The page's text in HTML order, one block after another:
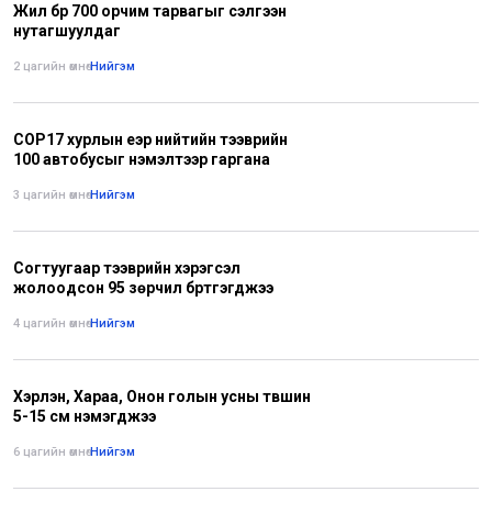
Жил бүр 700 орчим тарвагыг сэлгээн
нутагшуулдаг
2 цагийн өмнө•Нийгэм
СОР17 хурлын үеэр нийтийн тээврийн
100 автобусыг нэмэлтээр гаргана
3 цагийн өмнө•Нийгэм
Согтуугаар тээврийн хэрэгсэл
жолоодсон 95 зөрчил бүртгэгджээ
4 цагийн өмнө•Нийгэм
Хэрлэн, Хараа, Онон голын усны түвшин
5-15 см нэмэгджээ
6 цагийн өмнө•Нийгэм